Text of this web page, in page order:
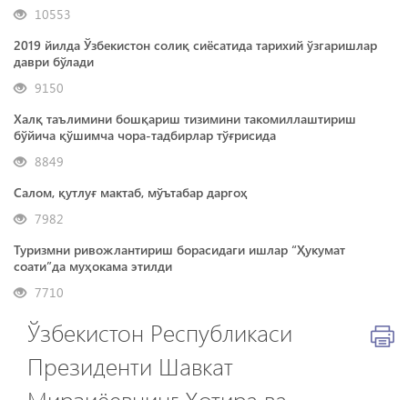
10553
2019 йилда Ўзбекистон солиқ сиёсатида тарихий ўзгаришлар
даври бўлади
9150
Халқ таълимини бошқариш тизимини такомиллаштириш
бўйича қўшимча чора-тадбирлар тўғрисида
8849
Салом, қутлуғ мактаб, мўътабар даргоҳ
7982
Туризмни ривожлантириш борасидаги ишлар “Ҳукумат
соати”да муҳокама этилди
7710
Ўзбекистон Республикаси
Президенти Шавкат